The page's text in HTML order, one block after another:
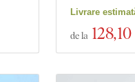
Livrare
de la 128